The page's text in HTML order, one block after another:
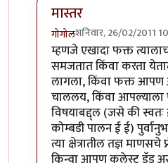
मास्तर
गोगोलशनिवार, 26/02/2011
In reply toतीनचार
म्हणजे एखादा फक्त त्यालाच
समजतात किंवा करता
लागला, किंवा फक्त
चाललय, किंवा आपल्याला
विषयाबद्द्ल (जसे की स्वतः
कोम्बडी पालन ई ई)
त्या क्षेत्रातील तज्ञ